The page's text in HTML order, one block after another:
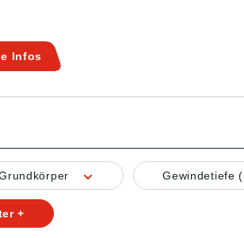
Infos
Gewindetiefe
+